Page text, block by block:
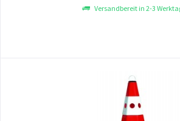
Versandbereit in 2-3